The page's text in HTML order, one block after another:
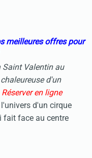
meilleures offres pour
Saint Valentin au
d'un
Réserver en ligne
d'un cirque
fait face au centre